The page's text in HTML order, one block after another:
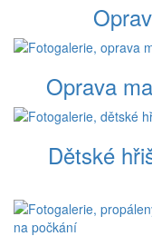
Oprava
Dětské